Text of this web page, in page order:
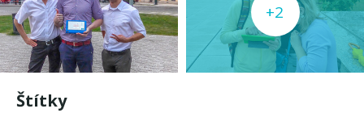
+2
Štítky